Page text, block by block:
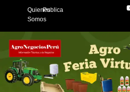
Quienes
Somos
Publica
e